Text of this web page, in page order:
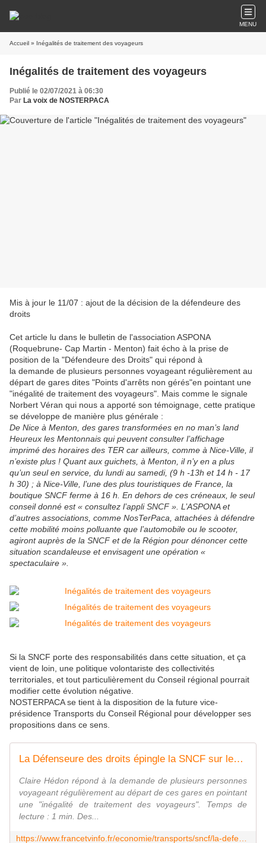
MENU
Accueil » Inégalités de traitement des voyageurs
Inégalités de traitement des voyageurs
Publié le 02/07/2021 à 06:30
Par La voix de NOSTERPACA
Mis à jour le 11/07 : ajout de la décision de la défendeure des
droits
Cet article lu dans le bulletin de l'association ASPONA
(Roquebrune- Cap Martin - Menton) fait écho à la prise de
position de la "Défendeure des Droits" qui répond à
la demande de plusieurs personnes voyageant régulièrement au
départ de gares dites "Points d'arrêts non gérés"en pointant une
"inégalité de traitement des voyageurs". Mais comme le signale
Norbert Véran qui nous a apporté son témoignage, cette pratique
se développe de manière plus générale :
De Nice à Menton, des gares transformées en no man’s land
Heureux les Mentonnais qui peuvent consulter l’affichage
imprimé des horaires des TER car ailleurs, comme à Nice-Ville, il
n’existe plus ! Quant aux guichets, à Menton, il n’y en a plus
qu’un seul en service, du lundi au samedi, (9 h -13h et 14 h - 17
h 30) ; à Nice-Ville, l’une des plus touristiques de France, la
boutique SNCF ferme à 16 h. En dehors de ces créneaux, le seul
conseil donné est « consultez l’appli SNCF ». L’ASPONA et
d’autres associations, comme NosTerPaca, attachées à défendre
cette mobilité moins polluante que l’automobile ou le scooter,
agiront auprès de la SNCF et de la Région pour dénoncer cette
situation scandaleuse et envisagent une opération «
spectaculaire ».
Si la SNCF porte des responsabilités dans cette situation, et ça
vient de loin, une politique volontariste des collectivités
territoriales, et tout particulièrement du Conseil régional pourrait
modifier cette évolution négative.
NOSTERPACA se tient à la disposition de la future vice-
présidence Transports du Conseil Régional pour développer ses
propositions dans ce sens.
La Défenseure des droits épingle la SNCF sur les "points d'arrêts non gérés", sans guichet ni distributeur automatique de billets
Claire Hédon répond à la demande de plusieurs personnes
voyageant régulièrement au départ de ces gares en pointant
une "inégalité de traitement des voyageurs". Temps de
lecture : 1 min. Des...